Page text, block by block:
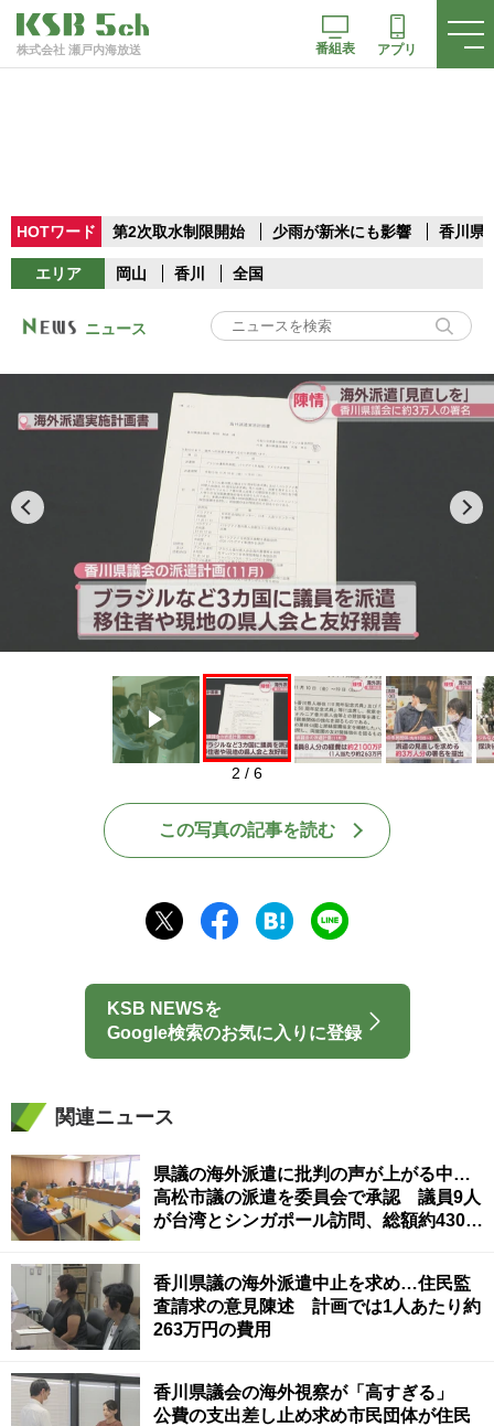
株式会社 瀬戸内海放送 番組表 アプリ
HOTワード 第2次取水制限開始 少雨が新米にも影響 香川県
エリア 岡山 香川 全国
ニュース
Play
2 / 6
この写真の記事を読む
KSB NEWSを
Google検索のお気に入りに登録
関連ニュース
県議の海外派遣に批判の声が上がる中…
高松市議の派遣を委員会で承認 議員9人
が台湾とシンガポール訪問、総額約430万
香川県議の海外派遣中止を求め…住民監
査請求の意見陳述 計画では1人あたり約
263万円の費用
香川県議会の海外視察が「高すぎる」
公費の支出差し止め求め市民団体が住民